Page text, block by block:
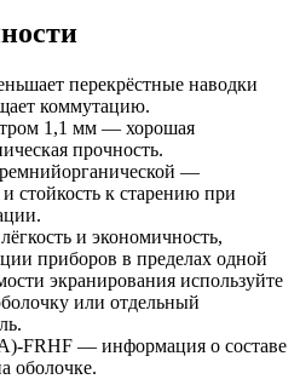
перекрёстные наводки
коммутацию.
1,1 мм — хорошая
прочность.
—
стойкость к старению при
и экономичность,
приборов в пределах одной
экранирования используйте
или отдельный
FRHF — информация о составе
оболочке.